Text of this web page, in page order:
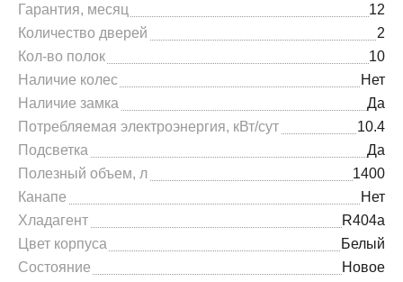
Гарантия, месяц
12
Количество дверей
2
Кол-во полок
10
Наличие колес
Нет
Наличие замка
Да
Потребляемая электроэнергия, кВт/сут
10.4
Подсветка
Да
Полезный объем, л
1400
Канапе
Нет
Хладагент
R404a
Цвет корпуса
Белый
Состояние
Новое